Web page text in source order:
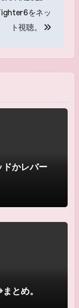
をネッ
ト視聴。
かレバー
とめ。